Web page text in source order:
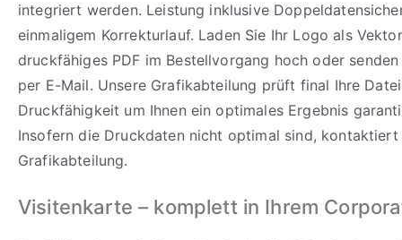
integriert werden. Leistung inklusive
einmaligem Korrekturlauf. Laden Sie Ihr Logo als
druckfähiges PDF im Bestellvorgang hoch oder senden
per E-Mail. Unsere Grafikabteilung prüft final Ihre
Druckfähigkeit um Ihnen ein optimales Ergebnis
Insofern die Druckdaten nicht optimal sind, kontaktiert
Grafikabteilung.
Visitenkarte – komplett in Ihrem